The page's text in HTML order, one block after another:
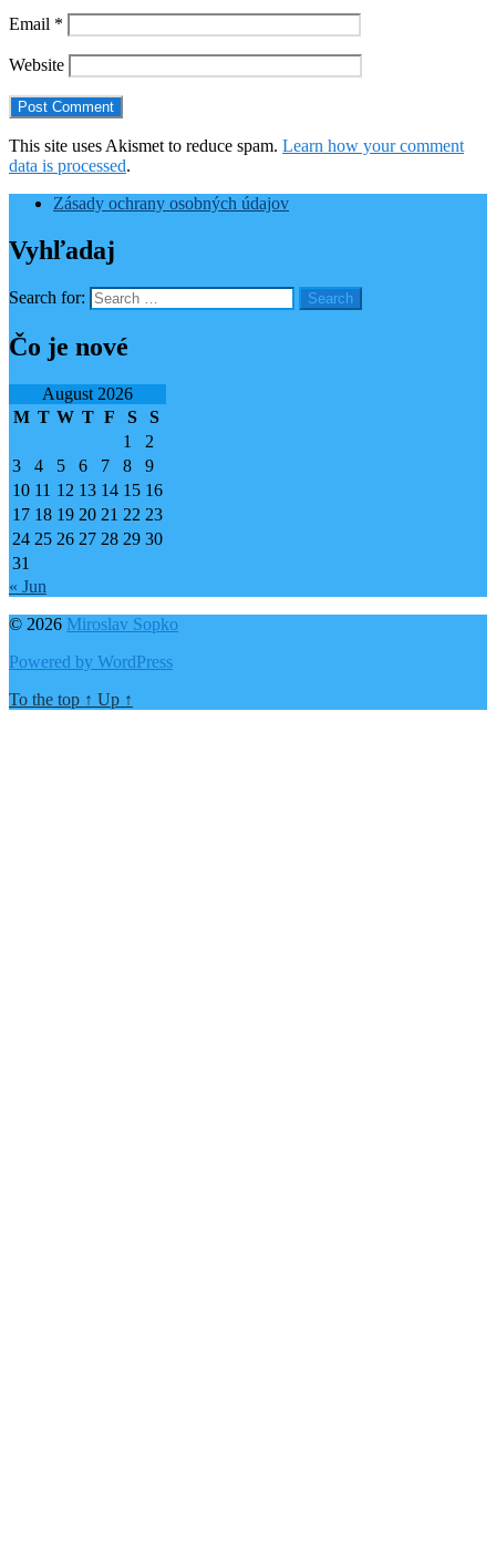
Email *
Website
This site uses Akismet to reduce spam. Learn how your comment
data is processed.
Zásady ochrany osobných údajov
Vyhľadaj
Search for:
Čo je nové
August 2026
M T W T F S
S
1
2
3
4 5 6 7 8
9
10 11 12 13 14 15 16
17 18 19 20 21 22 23
24 25 26 27 28 29 30
31
« Jun
© 2026 Miroslav Sopko
Powered by WordPress
To the top ↑ Up ↑